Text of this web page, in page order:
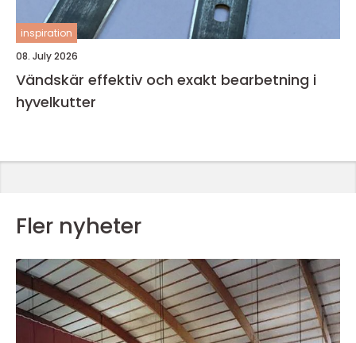
inspiration
08. July 2026
Vändskär effektiv och exakt bearbetning i
hyvelkutter
Fler nyheter